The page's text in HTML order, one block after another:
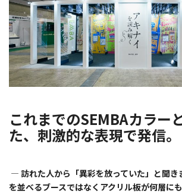
これまでのSEMBAカラー
た、刺激的な表現で発信。
― 訪れた人から「異彩を放っていた」と聞き
を並べるブースではなくアクリル板が何層に